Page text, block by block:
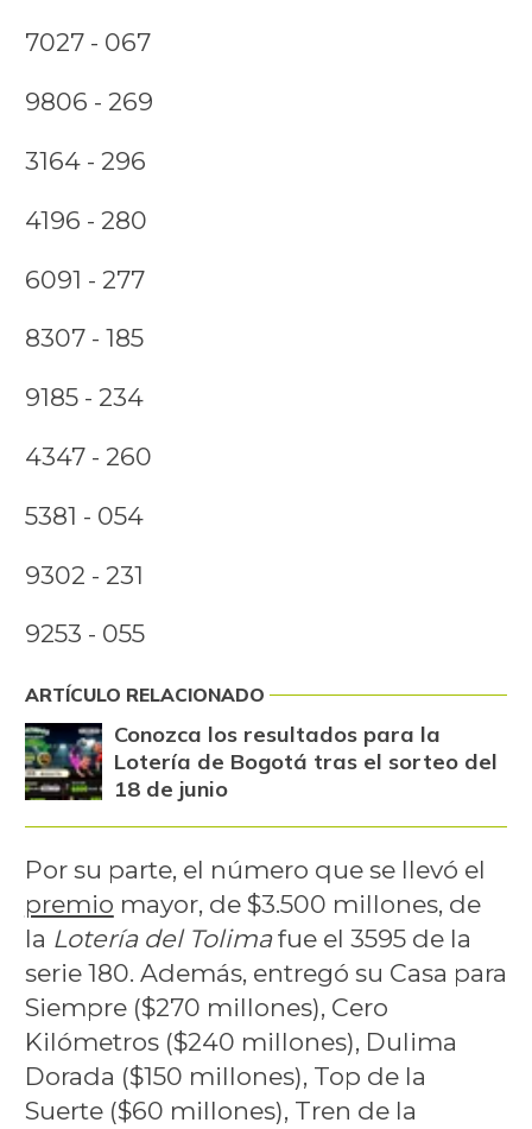
7027 - 067
9806 - 269
3164 - 296
4196 - 280
6091 - 277
8307 - 185
9185 - 234
4347 - 260
5381 - 054
9302 - 231
9253 - 055
ARTÍCULO RELACIONADO
Conozca los resultados para la
Lotería de Bogotá tras el sorteo del
18 de junio
Por su parte, el número que se llevó el
premio mayor, de $3.500 millones, de
la Lotería del Tolimafue el 3595 de la
serie 180. Además, entregó su Casa para
Siempre ($270 millones), Cero
Kilómetros ($240 millones), Dulima
Dorada ($150 millones), Top de la
Suerte ($60 millones), Tren de la